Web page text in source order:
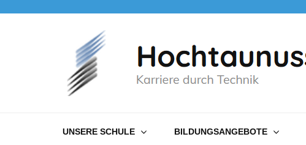
UNSERE SCHULE BILDUNGSANGEBOTE